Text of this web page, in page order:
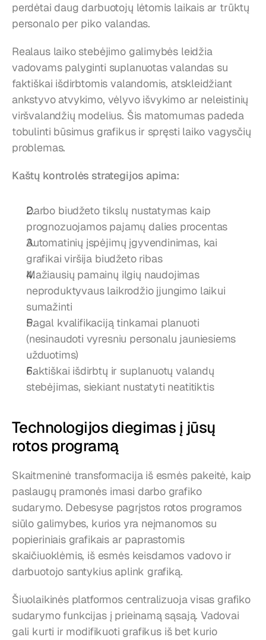
perdėtai daug darbuotojų lėtomis laikais ar trūktų
personalo per piko valandas.
Realaus laiko stebėjimo galimybės leidžia
vadovams palyginti suplanuotas valandas su
faktiškai išdirbtomis valandomis, atskleidžiant
ankstyvo atvykimo, vėlyvo išvykimo ar neleistinių
viršvalandžių modelius. Šis matomumas padeda
tobulinti būsimus grafikus ir spręsti laiko vagysčių
problemas.
Kaštų kontrolės strategijos apima:
Darbo biudžeto tikslų nustatymas kaip
prognozuojamos pajamų dalies procentas
Automatinių įspėjimų įgyvendinimas, kai
grafikai viršija biudžeto ribas
Mažiausių pamainų ilgių naudojimas
neproduktyvaus laikrodžio įjungimo laikui
sumažinti
Pagal kvalifikaciją tinkamai planuoti
(nesinaudoti vyresniu personalu jauniesiems
užduotims)
Faktiškai išdirbtų ir suplanuotų valandų
stebėjimas, siekiant nustatyti neatitiktis
Technologijos diegimas į jūsų
rotos programą
Skaitmeninė transformacija iš esmės pakeitė, kaip
paslaugų pramonės imasi darbo grafiko
sudarymo. Debesyse pagrįstos rotos programos
siūlo galimybes, kurios yra neįmanomos su
popieriniais grafikais ar paprastomis
skaičiuoklėmis, iš esmės keisdamos vadovo ir
darbuotojo santykius aplink grafiką.
Šiuolaikinės platformos centralizuoja visas grafiko
sudarymo funkcijas į prieinamą sąsają. Vadovai
gali kurti ir modifikuoti grafikus iš bet kurio